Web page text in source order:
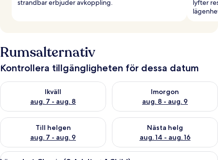
strandbar erbjuder avkoppling.
lyfter
Rumsalternativ
Kontrollera tillgängligheten för dessa datum
Ikväll
aug. 7 - aug. 8
Kontrollera tillgängligheten för ikväll aug. 7 - aug. 8
Imorgon
aug. 8 - aug. 9
Kontrollera tillgängligheten
Till helgen
aug. 7 - aug. 9
Kontrollera tillgängligheten för den här helgen aug. 7 - aug. 9
Nästa helg
aug. 14 - aug. 16
Kontrollera tillgängligheten
Öppna
En modern uteplats med ett vitt